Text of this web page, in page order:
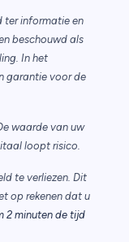
ter informatie en
beschouwd als
In het
garantie voor de
waarde van uw
loopt risico.
te verliezen. Dit
op rekenen dat u
2 minuten de tijd